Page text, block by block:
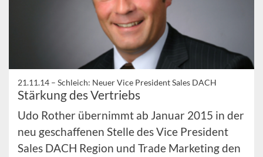
21.11.14 – Schleich: Neuer Vice President Sales DACH
Stärkung des Vertriebs
Udo Rother übernimmt ab Januar 2015 in der
neu geschaffenen Stelle des Vice President
Sales DACH Region und Trade Marketing den